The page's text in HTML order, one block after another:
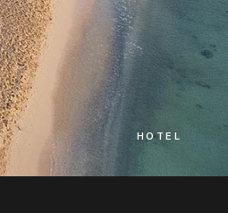
HOTEL